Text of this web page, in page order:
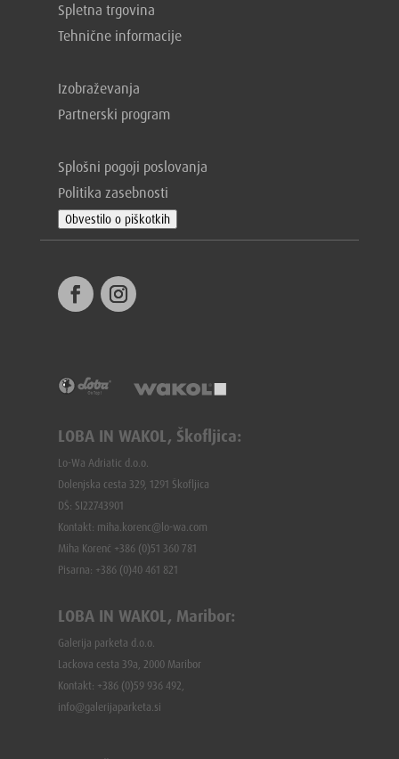
Spletna trgovina
Tehnične informacije
Izobraževanja
Partnerski program
Splošni pogoji poslovanja
Politika zasebnosti
Obvestilo o piškotkih
LOBA IN WAKOL, Škofljica:
Lo-Wa Adriatic d.o.o.
Dolenjska cesta 329, 1291 Škofljica
DŠ: SI22743901
Kontakt: miha.korenc@lo-wa.com
Miha Korenč +386 (0)51 360 781
Pisarna: +386 (0)40 461 821
LOBA IN WAKOL, Maribor:
Galerija parketa d.o.o.
Lackova cesta 39a, 2000 Maribor
Kontakt: +386 (0)59 936 492,
info@galerijaparketa.si